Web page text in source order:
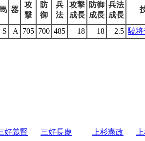
器
攻
撃
防
御
兵
法
攻撃
成長
防御
成長
兵法
成長
S A 705 700 485 18 18 2.5 驍将
好義賢 三好長慶 上杉憲政